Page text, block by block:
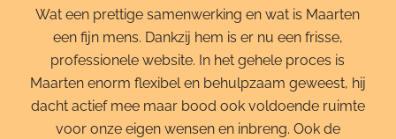
Wat een prettige samenwerking en wat is Maarten
een fijn mens. Dankzij hem is er nu een frisse,
professionele website. In het gehele proces is
Maarten enorm flexibel en behulpzaam geweest, hij
dacht actief mee maar bood ook voldoende ruimte
voor onze eigen wensen en inbreng. Ook de